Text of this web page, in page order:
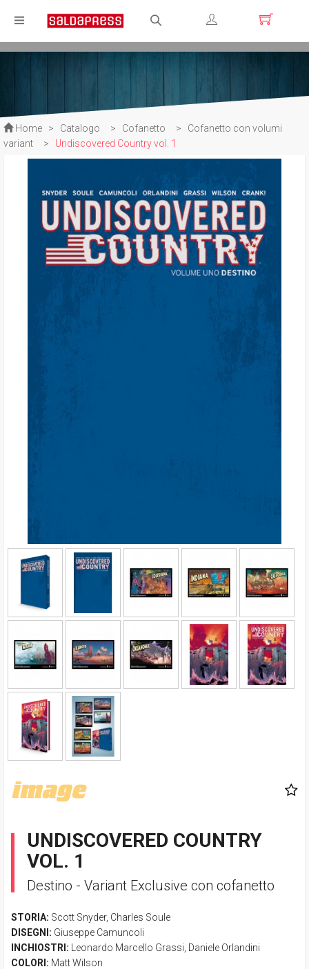
Registrati
Home > Catalogo > Cofanetto >
Cofanetto con volumi
variant
> Undiscovered Country vol. 1
UNDISCOVERED COUNTRY
VOL. 1
Destino - Variant Exclusive con cofanetto
STORIA: Scott Snyder, Charles Soule
DISEGNI: Giuseppe Camuncoli
INCHIOSTRI:
Leonardo Marcello Grassi Daniele Orlandini
COLORI: Matt Wilson